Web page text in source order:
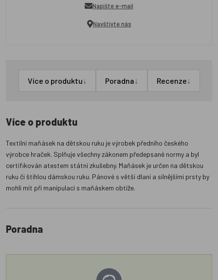
Napište e-mail
Navštivte nás
Více o produktu↓ Poradna↓ Recenze↓
Více o produktu
Textilní maňásek na dětskou ruku je výrobek předního českého
výrobce hraček. Splňuje všechny zákonem předepsané normy a byl
certifikován atestem státní zkušebny. Maňásek je určen na dětskou
ruku či štíhlou dámskou ruku. Pánové s větší dlaní a silnějšími prsty by
mohli mít při manipulaci s maňáskem obtíže.
Poradna